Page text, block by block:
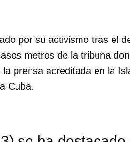
por su activismo tras el
metros de la tribuna
prensa acreditada en la
Cuba.